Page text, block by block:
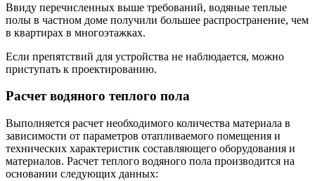
Ввиду перечисленных выше требований, водяные теплые
полы в частном доме получили большее распространение, чем
в квартирах в многоэтажках.
Если препятствий для устройства не наблюдается, можно
приступать к проектированию.
Расчет водяного теплого пола
Выполняется расчет необходимого количества материала в
зависимости от параметров отапливаемого помещения и
технических характеристик составляющего оборудования и
материалов. Расчет теплого водяного пола производится на
основании следующих данных: